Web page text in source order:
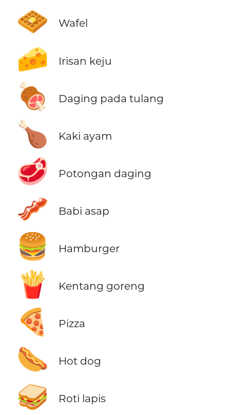
🧇 Wafel
🧀 Irisan keju
🍖 Daging pada tulang
🍗 Kaki ayam
🥩 Potongan daging
🥓 Babi asap
🍔 Hamburger
🍟 Kentang goreng
🍕 Pizza
🌭 Hot dog
🥪 Roti lapis